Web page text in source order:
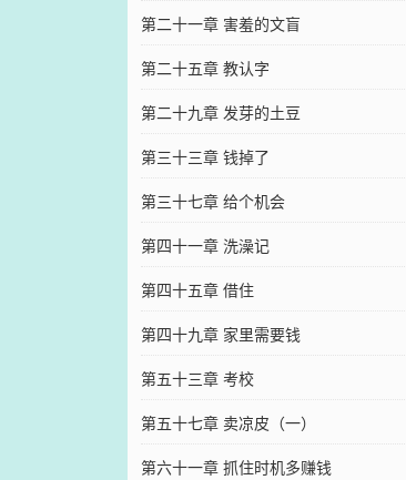
第二十一章 害羞的文盲
第二十五章 教认字
第二十九章 发芽的土豆
第三十三章 钱掉了
第三十七章 给个机会
第四十一章 洗澡记
第四十五章 借住
第四十九章 家里需要钱
第五十三章 考校
第五十七章 卖凉皮（一）
第六十一章 抓住时机多赚钱